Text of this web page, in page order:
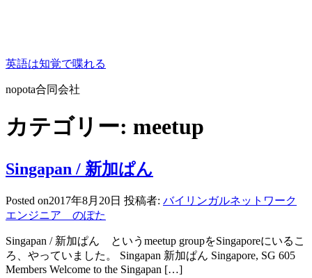
ン
ン
へ
ス
ッ
英語は知覚で喋れる
nopota合同会社
カテゴリー: meetup
Singapan / 新加ぱん
Posted on2017年8月20日 投稿者: バイリンガルネットワーク
エンジニア のぽた
Singapan / 新加ぱん というmeetup groupをSingaporeにいるこ
ろ、やっていました。 Singapan 新加ぱん Singapore, SG 605
Members Welcome to the Singapan […]